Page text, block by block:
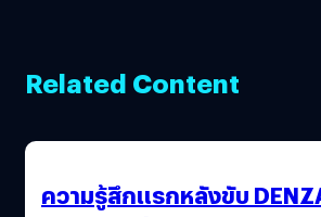
Related Content
ความรู้สึกแรกหลังขับ